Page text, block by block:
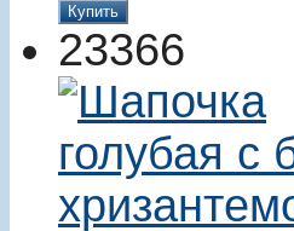
Купить
23366